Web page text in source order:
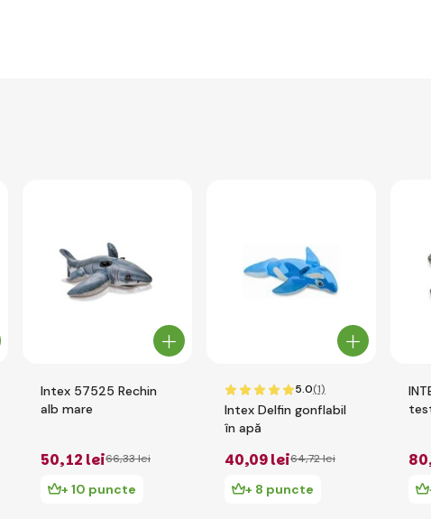
Intex 57525 Rechin
alb mare
50,12 lei66,33 lei
+ 10 puncte
5.0(1)
Intex Delfin gonflabil
în apă
40,09 lei64,72 lei
+ 8 puncte
80